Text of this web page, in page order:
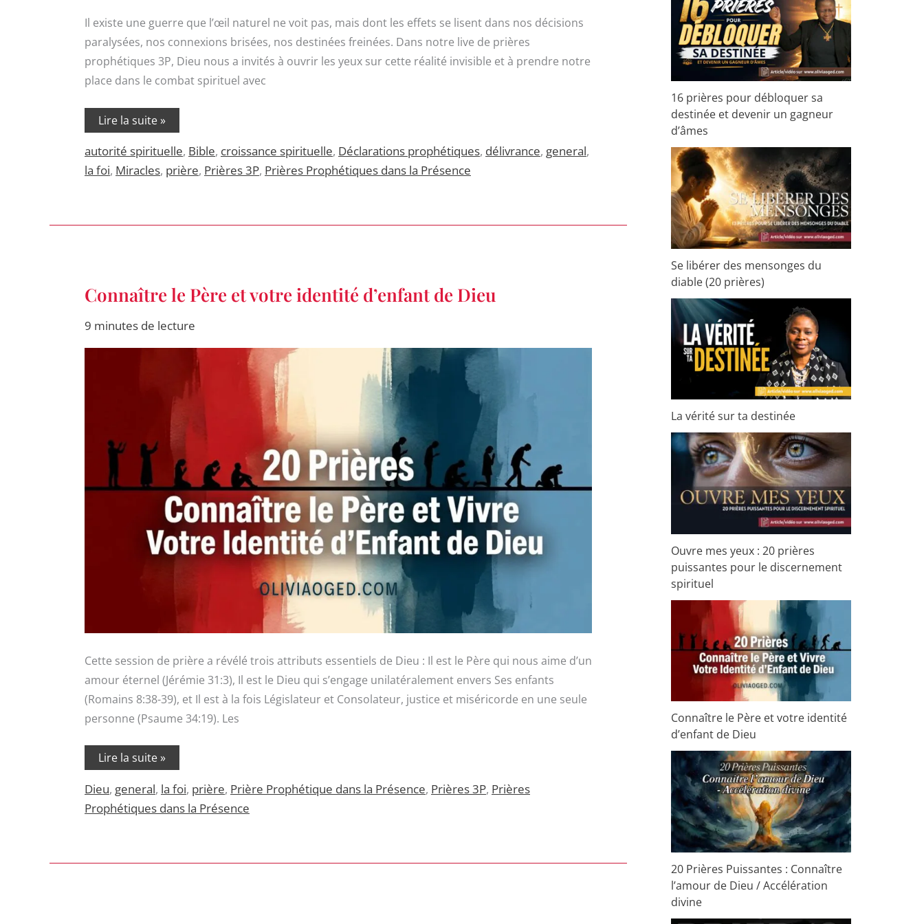
Il existe une guerre que l’œil naturel ne voit pas, mais dont les effets se lisent dans nos décisions
paralysées, nos connexions brisées, nos destinées freinées. Dans notre live de prières
prophétiques 3P, Dieu nous a invités à ouvrir les yeux sur cette réalité invisible et à prendre notre
place dans le combat spirituel avec
Lire la suite »
autorité spirituelle, Bible, croissance spirituelle, Déclarations prophétiques, délivrance, general,
la foi, Miracles, prière, Prières 3P, Prières Prophétiques dans la Présence
Connaître le Père et votre identité d’enfant de Dieu
9 minutes de lecture
Cette session de prière a révélé trois attributs essentiels de Dieu : Il est le Père qui nous aime d’un
amour éternel (Jérémie 31:3), Il est le Dieu qui s’engage unilatéralement envers Ses enfants
(Romains 8:38-39), et Il est à la fois Législateur et Consolateur, justice et miséricorde en une seule
personne (Psaume 34:19). Les
Connaître
le
et
votre
Lire la suite »
Dieu, general, la foi, prière, Prière Prophétique dans la Présence, Prières 3P, Prières
Prophétiques dans la Présence
r
:
16 prières pour débloquer sa
destinée et devenir un gagneur
d’âmes
Se libérer des mensonges du
diable (20 prières)
La vérité sur ta destinée
Ouvre mes yeux : 20 prières
puissantes pour le discernement
spirituel
Connaître le Père et votre identité
d’enfant de Dieu
20 Prières Puissantes : Connaître
l’amour de Dieu / Accélération
divine